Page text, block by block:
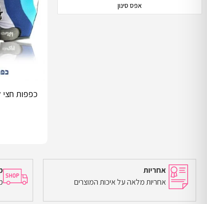
אפס סינון
כפפות חצי
הוספה לסל
אחריות
אחריות מלאה על איכות המוצרים